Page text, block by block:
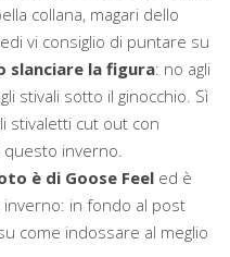
collana, magari dello
vi consiglio di puntare su
slanciare la figura: no agli
stivali sotto il ginocchio. Sì
stivaletti cut out con
questo inverno.
è di Goose Feel ed è
in fondo al post
come indossare al meglio